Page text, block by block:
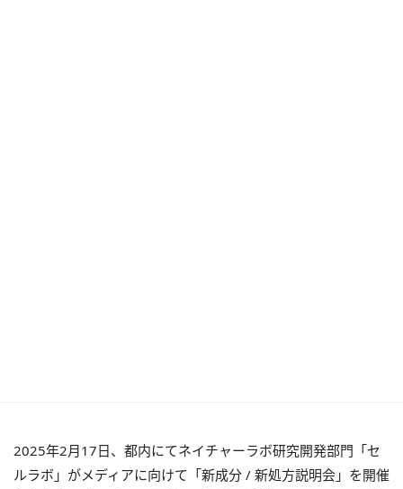
2025年2月17日、都内にてネイチャーラボ研究開発部門「セ
ルラボ」がメディアに向けて「新成分 / 新処方説明会」を開催